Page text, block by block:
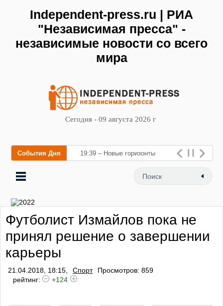
Independent-press.ru | РИА
"Независимая пресса" -
независимые новости со всего
мира
Сегодня - 09 августа 2026 г
События Дня 19:39 – Новые горизонты
флебологии: в Москве
открылся «Городской центр
Футболист Измайлов пока не
принял решение о завершении
карьеры
21.04.2018, 18:15, Спорт
Просмотров: 859
рейтинг:
+124